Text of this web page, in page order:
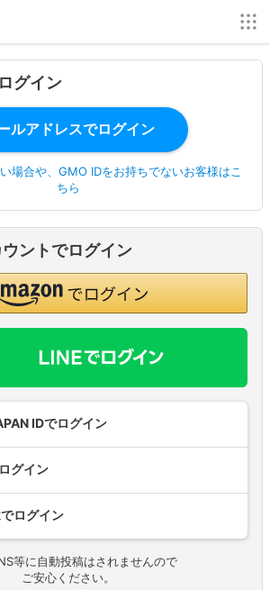
グイン
場合や、GMO IDをお持ちでないお客様はこ
ちら
ントでログイン
IDでログイン
グイン
ログイン
等に自動投稿はされませんので
ご安心ください。